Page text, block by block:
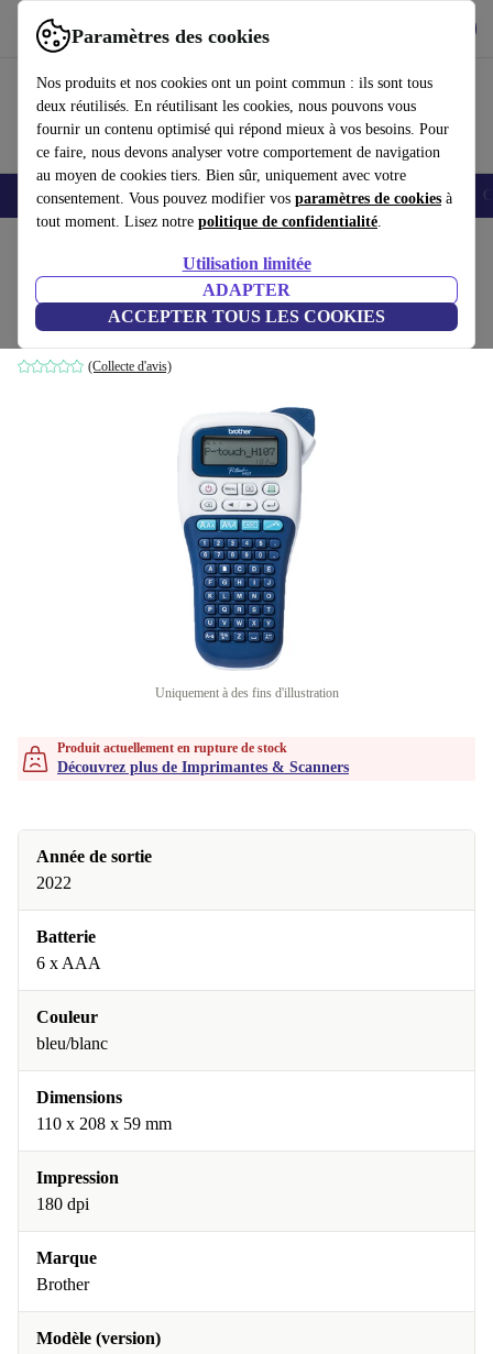
Paramètres des cookies
Nos produits et nos cookies ont un point commun : ils sont tous
deux réutilisés. En réutilisant les cookies, nous pouvons vous
fournir un contenu optimisé qui répond mieux à vos besoins. Pour
ce faire, nous devons analyser votre comportement de navigation
au moyen de cookies tiers. Bien sûr, uniquement avec votre
consentement. Vous pouvez modifier vos paramètres de cookies à
tout moment. Lisez notre politique de confidentialité.
Utilisation limitée
ADAPTER
ACCEPTER TOUS LES COOKIES
Utilisez refurbed rapidement et facilement
Smartphones Laptops Tablettes Montres connectées Accessoires
Brother P-touch PT-H107B
Bleu/Blanc
(Collecte d'avis)
Uniquement à des fins d'illustration
Produit actuellement en rupture de stock
Découvrez plus de Imprimantes & Scanners
Année de sortie
2022
Batterie
6 x AAA
Couleur
bleu/blanc
Dimensions
110 x 208 x 59 mm
Impression
180 dpi
Marque
Brother
Modèle (version)